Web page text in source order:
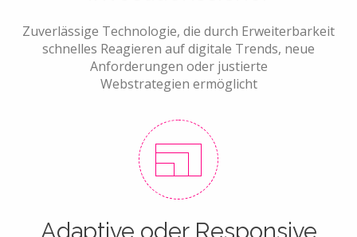
Zuverlässige Technologie, die durch Erweiterbarkeit
schnelles Reagieren auf digitale Trends, neue
Anforderungen oder justierte
Webstrategien ermöglicht
Adaptive oder Responsive